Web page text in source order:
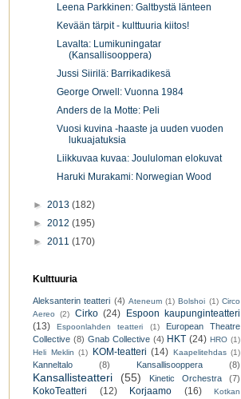
Leena Parkkinen: Galtbystä länteen
Kevään tärpit - kulttuuria kiitos!
Lavalta: Lumikuningatar
(Kansallisooppera)
Jussi Siirilä: Barrikadikesä
George Orwell: Vuonna 1984
Anders de la Motte: Peli
Vuosi kuvina -haaste ja uuden vuoden
lukuajatuksia
Liikkuvaa kuvaa: Joululoman elokuvat
Haruki Murakami: Norwegian Wood
► 2013 (182)
► 2012 (195)
► 2011 (170)
Kulttuuria
Aleksanterin teatteri (4) Ateneum (1) Bolshoi (1) Circo
Aereo
(2) Cirko (24)
Espoon kaupunginteatteri
(13)
Espoonlahden teatteri (1)
European Theatre
Collective (8) Gnab Collective (4) HKT (24) HRO (1)
Heli Meklin (1) KOM-teatteri (14) Kaapelitehdas (1)
Kanneltalo (8) Kansallisooppera (8)
Kansallisteatteri (55) Kinetic Orchestra (7)
KokoTeatteri (12) Korjaamo (16)
Kotkan